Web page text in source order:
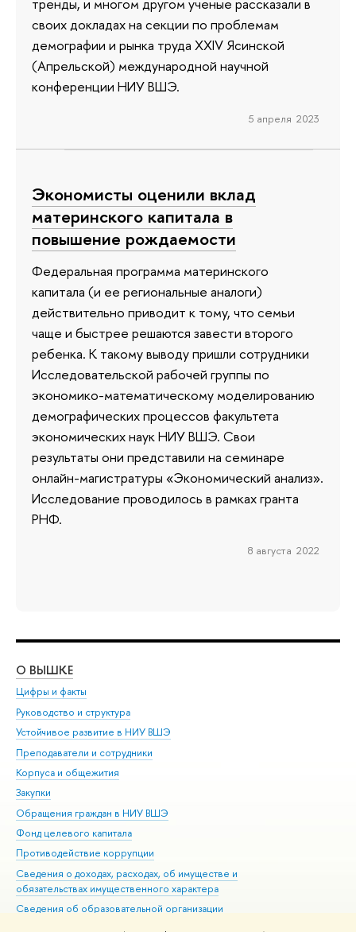
тренды, и многом другом ученые рассказали в
своих докладах на секции по проблемам
демографии и рынка труда XXIV Ясинской
(Апрельской) международной научной
конференции НИУ ВШЭ.
5 апреля 2023
Экономисты оценили вклад
материнского капитала в
повышение рождаемости
Федеральная программа материнского
капитала (и ее региональные аналоги)
действительно приводит к тому, что семьи
чаще и быстрее решаются завести второго
ребенка. К такому выводу пришли сотрудники
Исследовательской рабочей группы по
экономико-математическому моделированию
демографических процессов факультета
экономических наук НИУ ВШЭ. Свои
результаты они представили на семинаре
онлайн-магистратуры «Экономический анализ».
Исследование проводилось в рамках гранта
РНФ.
8 августа 2022
О ВЫШКЕ
Цифры и факты
Руководство и структура
Устойчивое развитие в НИУ ВШЭ
Преподаватели и сотрудники
Корпуса и общежития
Закупки
Обращения граждан в НИУ ВШЭ
Фонд целевого капитала
Противодействие коррупции
Сведения о доходах, расходах, об имуществе и
обязательствах имущественного характера
Сведения об образовательной организации
Людям с ограниченными возможностями здоровья